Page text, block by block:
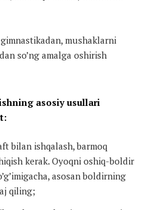
mushaklarni
so’ng amalga oshirish
asosiy usullari
bilan ishqalash, barmoq
kerak. Oyoqni oshiq-boldir
asosan boldirning
qiling;